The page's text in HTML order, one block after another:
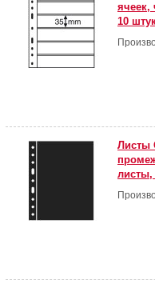
ячеек,
10
Листы
листы,